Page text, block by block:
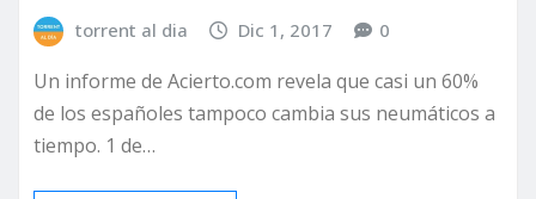
torrent al dia Dic 1, 2017 0
Un informe de Acierto.com revela que casi un 60%
de los españoles tampoco cambia sus neumáticos a
tiempo. 1 de…